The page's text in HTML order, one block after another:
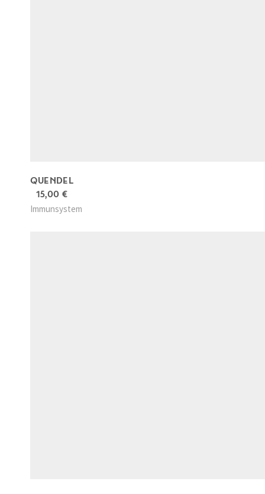
QUENDEL
15,00 €
Immunsystem